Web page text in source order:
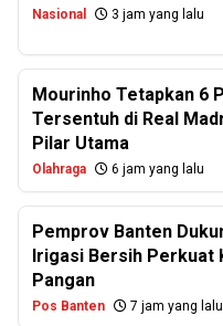
Nasional 3 jam yang lalu
Mourinho Tetapkan 6
Tersentuh di Real
Pilar Utama
Olahraga 6 jam yang lalu
Pemprov Banten
Irigasi Bersih Perkuat
Pangan
Pos Banten 7 jam yang lalu